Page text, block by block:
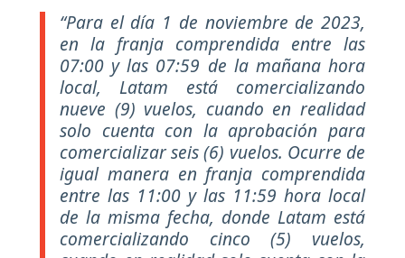
“Para el día 1 de noviembre de 2023,
en la franja comprendida entre las
07:00 y las 07:59 de la mañana hora
local, Latam está comercializando
nueve (9) vuelos, cuando en realidad
solo cuenta con la aprobación para
comercializar seis (6) vuelos. Ocurre de
igual manera en franja comprendida
entre las 11:00 y las 11:59 hora local
de la misma fecha, donde Latam está
comercializando cinco (5) vuelos,